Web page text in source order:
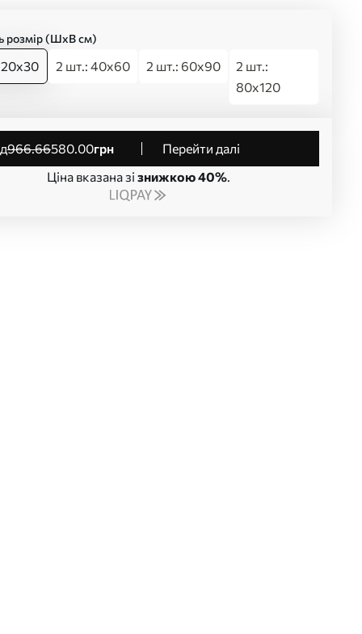
розмір (ШхВ см)
2 шт.: 40x60 2 шт.: 60x90
2 шт.:
80x120
966.66580.00грн
Перейти далі
Ціна вказана зі знижкою 40%.